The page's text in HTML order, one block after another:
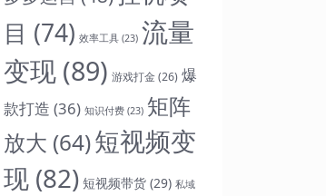
目 (74) 效率工具 (23) 流量
变现 (89) 游戏打金(26) 爆
款打造 (36) 知识付费 (23) 矩阵
放大 (64)短视频变
现 (82) 短视频带货 (29) 私域